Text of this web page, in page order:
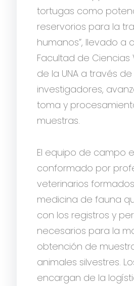
tortugas como
reservorios para la
humanos”, llevado a
Facultad de Ciencias
de la UNA a través de
investigadores,
toma y
muestras.
El equipo de campo
conformado por
veterinarios
medicina de fauna
con los registros y
necesarios para la
obtención de
animales silvestres.
encargan de la